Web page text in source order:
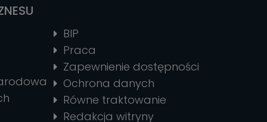
BIP
Praca
Zapewnienie dostępności
Ochrona danych
Równe traktowanie
Redakcja witryny